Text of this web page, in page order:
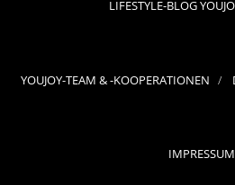
LIFESTYLE-BLOG
YOUJOY-TEAM & -KOOPERATIONEN
IMPRESSUM